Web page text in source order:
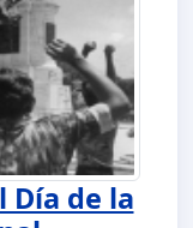
Día de la